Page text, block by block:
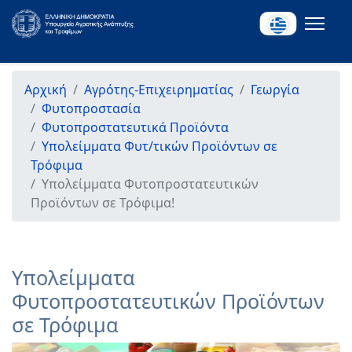
Αρχική Αγρότης-Επιχειρηματίας
Γεωργία
Φυτοπροστασία
Φυτοπροστατευτικά Προϊόντα
Υπολείμματα Φυτ/τικών Προϊόντων σε
Τρόφιμα
Υπολείμματα Φυτοπροστατευτικών
Προϊόντων σε Τρόφιμα!
Υπολείμματα
Φυτοπροστατευτικών Προϊόντων
σε Τρόφιμα